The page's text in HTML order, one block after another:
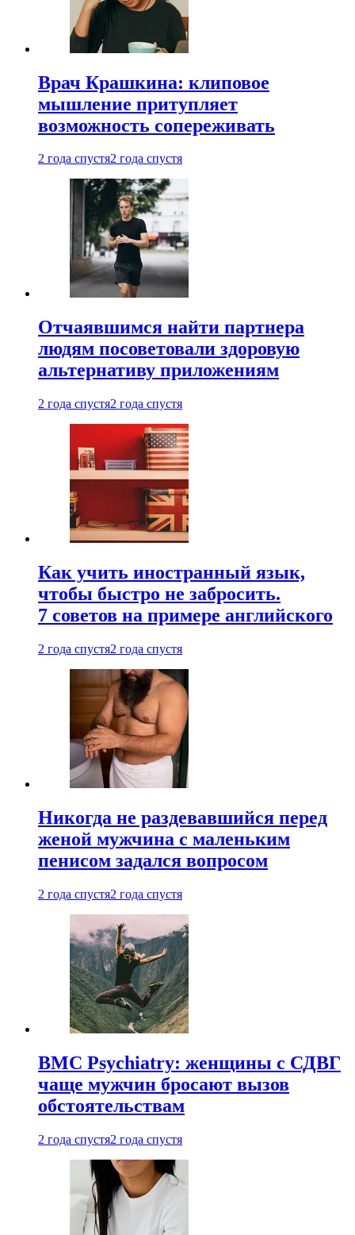
Врач Крашкина: клиповое
мышление притупляет
возможность сопереживать
2 года спустя2 года спустя
Отчаявшимся найти партнера
людям посоветовали здоровую
альтернативу приложениям
2 года спустя2 года спустя
Как учить иностранный язык,
чтобы быстро не забросить.
7 советов на примере английского
2 года спустя2 года спустя
Никогда не раздевавшийся перед
женой мужчина с маленьким
пенисом задался вопросом
2 года спустя2 года спустя
BMC Psychiatry: женщины с СДВГ
чаще мужчин бросают вызов
обстоятельствам
2 года спустя2 года спустя